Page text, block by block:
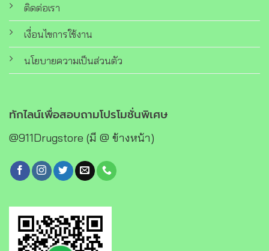
ติดต่อเรา
เงื่อนไขการใช้งาน
นโยบายความเป็นส่วนตัว
ทักไลน์เพื่อสอบถามโปรโมชั่นพิเศษ
@911Drugstore (มี @ ข้างหน้า)